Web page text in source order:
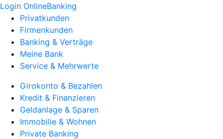
Login OnlineBanking
Privatkunden
Firmenkunden
Banking & Verträge
Meine Bank
Service & Mehrwerte
Girokonto & Bezahlen
Kredit & Finanzieren
Geldanlage & Sparen
Immobilie & Wohnen
Private Banking